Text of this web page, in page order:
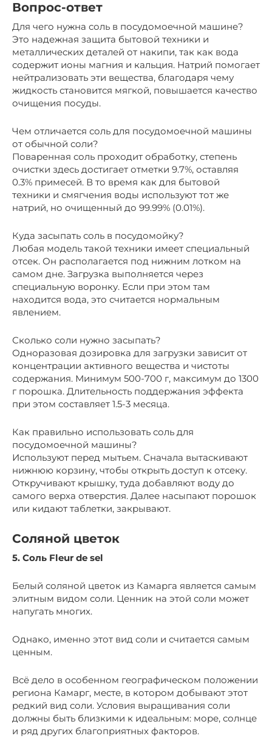
Вопрос-ответ
Для чего нужна соль в посудомоечной машине?
Это надежная защита бытовой техники и
металлических деталей от накипи, так как вода
содержит ионы магния и кальция. Натрий помогает
нейтрализовать эти вещества, благодаря чему
жидкость становится мягкой, повышается качество
очищения посуды.
Чем отличается соль для посудомоечной машины
от обычной соли?
Поваренная соль проходит обработку, степень
очистки здесь достигает отметки 9.7%, оставляя
0.3% примесей. В то время как для бытовой
техники и смягчения воды используют тот же
натрий, но очищенный до 99.99% (0.01%).
Куда засыпать соль в посудомойку?
Любая модель такой техники имеет специальный
отсек. Он располагается под нижним лотком на
самом дне. Загрузка выполняется через
специальную воронку. Если при этом там
находится вода, это считается нормальным
явлением.
Сколько соли нужно засыпать?
Одноразовая дозировка для загрузки зависит от
концентрации активного вещества и чистоты
содержания. Минимум 500-700 г, максимум до 1300
г порошка. Длительность поддержания эффекта
при этом составляет 1.5-3 месяца.
Как правильно использовать соль для
посудомоечной машины?
Используют перед мытьем. Сначала вытаскивают
нижнюю корзину, чтобы открыть доступ к отсеку.
Откручивают крышку, туда добавляют воду до
самого верха отверстия. Далее насыпают порошок
или кидают таблетки, закрывают.
Соляной цветок
5. Соль Fleur de sel
Белый соляной цветок из Камарга является самым
элитным видом соли. Ценник на этой соли может
напугать многих.
Однако, именно этот вид соли и считается самым
ценным.
Всё дело в особенном географическом положении
региона Камарг, месте, в котором добывают этот
редкий вид соли. Условия выращивания соли
должны быть близкими к идеальным: море, солнце
и ряд других благоприятных факторов.